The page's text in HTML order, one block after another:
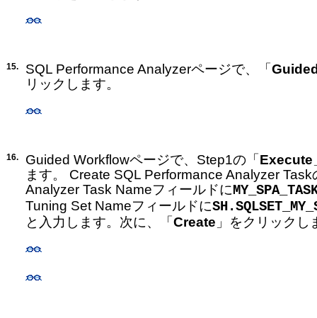
15. SQL Performance Analyzerページで、「
リックします。
16. Guided Workflowページで、Step1の「 Execute
ます。 Create SQL Performance Analyzer
Analyzer Task Nameフィールドに
Tuning Set Nameフィールドに
と入力します。次に、「 Create 」をクリックし